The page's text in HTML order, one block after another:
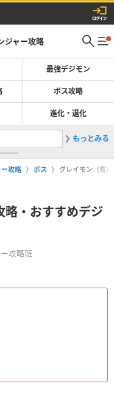
ジャー攻略
最強デジモン
ボス攻略
進化・退化
2登場デ
もっとみる
攻略 ボス グレイモン（青
略・おすすめデジ
攻略班